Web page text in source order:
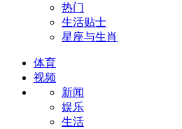
热门
生活贴士
星座与生肖
体育
视频
新闻
娱乐
生活